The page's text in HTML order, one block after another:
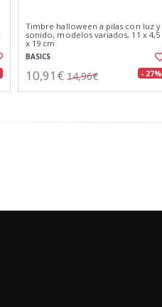
Timbre halloween a pilas con luz y
sonido, modelos variados, 11 x 4,5
x 19 cm
BASICS
10,91€ 14,96€ - 27%